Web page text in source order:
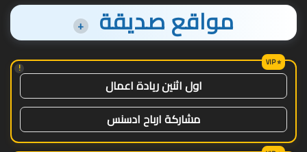
مواقع صديقة +
!
اول اثنين ريادة اعمال
مشاركة ارباح ادسنس